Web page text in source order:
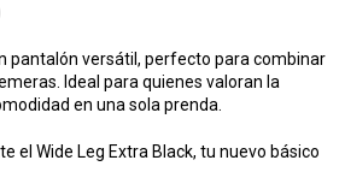
pantalón versátil, perfecto para combinar
Ideal para quienes valoran la
en una sola prenda.
el Wide Leg Extra Black, tu nuevo básico